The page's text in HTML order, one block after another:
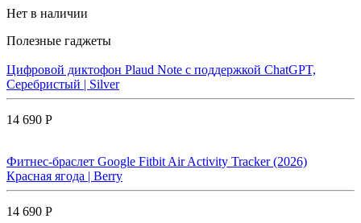
Нет в наличии
Полезные гаджеты
Цифровой диктофон Plaud Note с поддержкой ChatGPT,
Серебристый | Silver
14 690 Р
Фитнес-браслет Google Fitbit Air Activity Tracker (2026)
Красная ягода | Berry
14 690 Р